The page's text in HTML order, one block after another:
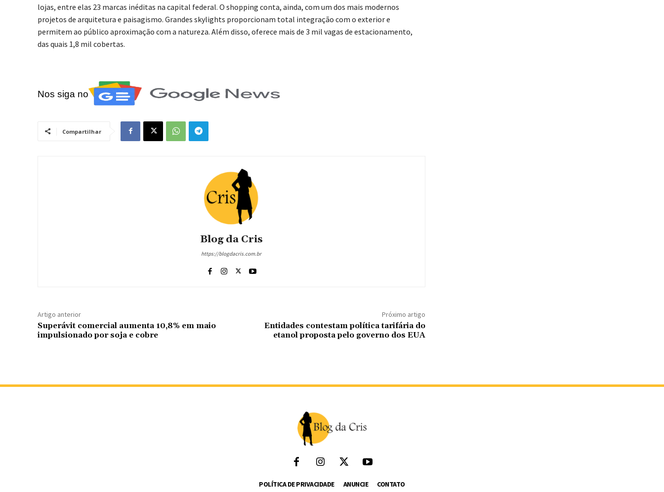
lojas, entre elas 23 marcas inéditas na capital federal. O shopping conta, ainda, com um dos mais modernos
projetos de arquitetura e paisagismo. Grandes skylights proporcionam total integração com o exterior e
permitem ao público aproximação com a natureza. Além disso, oferece mais de 3 mil vagas de estacionamento,
das quais 1,8 mil cobertas.
Nos siga no
Compartilhar
Blog da Cris
https://blogdacris.com.br
Artigo anterior
Superávit comercial aumenta 10,8% em maio
impulsionado por soja e cobre
Próximo artigo
Entidades contestam política tarifária do
etanol proposta pelo governo dos EUA
POLÍTICA DE PRIVACIDADE ANUNCIE CONTATO